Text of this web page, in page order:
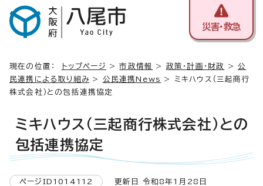
災害・救急
現在の位置： トップページ >市政情報 > 政策・計画・財政 >公
民連携による取り組み > 公民連携News
> ミキハウス（三起商行
株式会社）との包括連携協定
ミキハウス（三起商行株式会社）との
包括連携協定
ページID1014112 更新日 令和8年1月28日